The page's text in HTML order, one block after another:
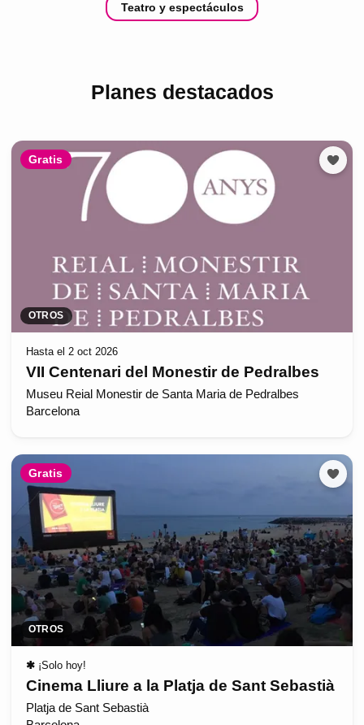
Teatro y espectáculos
Planes destacados
Gratis
OTROS
Hasta el 2 oct 2026
VII Centenari del Monestir de Pedralbes
Museu Reial Monestir de Santa Maria de Pedralbes
Barcelona
Gratis
OTROS
✱ ¡Solo hoy!
Cinema Lliure a la Platja de Sant Sebastià
Platja de Sant Sebastià